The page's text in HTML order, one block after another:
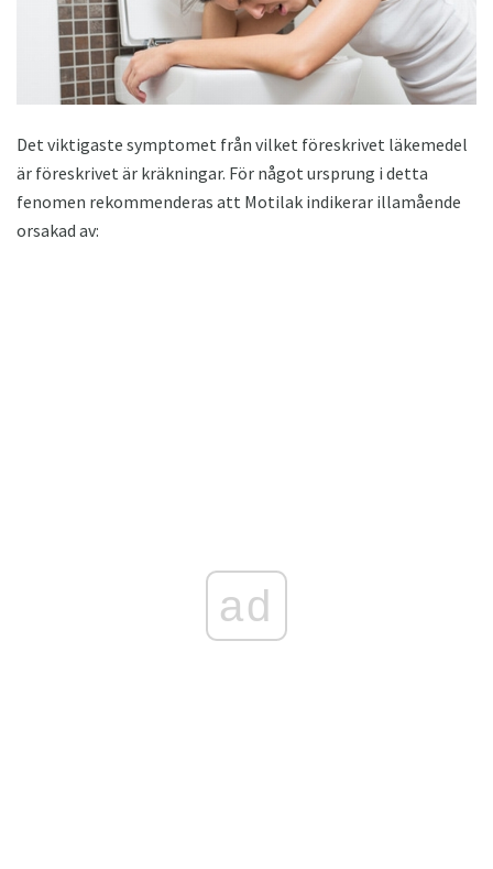
Det viktigaste symptomet från vilket föreskrivet läkemedel
är föreskrivet är kräkningar. För något ursprung i detta
fenomen rekommenderas att Motilak indikerar illamående
orsakad av:
ad